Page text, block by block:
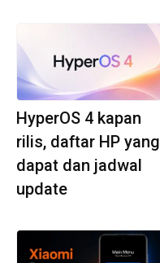
HyperOS 4 kapan
rilis, daftar HP yang
dapat dan jadwal
update